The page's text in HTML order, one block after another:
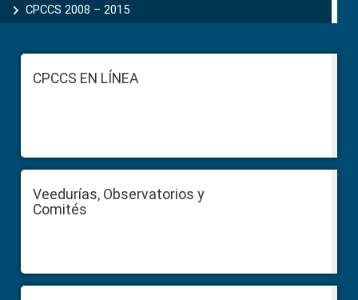
CPCCS 2008 – 2015
FooterCPCCS EN LÍNEA
Veedurías, Observatorios y
Comités